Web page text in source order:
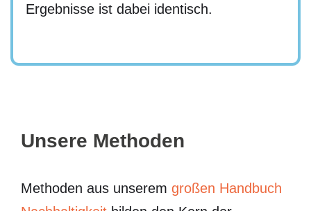
Ergebnisse ist dabei identisch.
Unsere Methoden
Methoden aus unserem großen Handbuch